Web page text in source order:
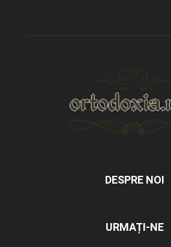
DESPRE NOI
URMAȚI-NE